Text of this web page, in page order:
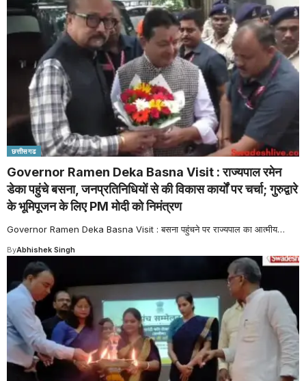
छत्तीसगढ
Governor Ramen Deka Basna Visit : राज्यपाल रमेन
डेका पहुंचे बसना, जनप्रतिनिधियों से की विकास कार्यों पर चर्चा; गुरुद्वारे
के भूमिपूजन के लिए PM मोदी को निमंत्रण
Governor Ramen Deka Basna Visit : बसना पहुंचने पर राज्यपाल का आत्मीय…
ByAbhishek Singh